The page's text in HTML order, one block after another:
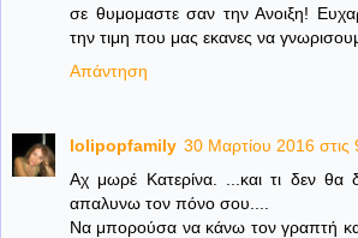
σε θυμομαστε σαν την Ανοιξη!
την τιμη που μας εκανες να
Απάντηση
lolipopfamily 30 Μαρτίου 2016 στις
Αχ μωρέ Κατερίνα. ...και τι δεν
απαλυνω τον πόνο σου....
Να μπορούσα να κάνω τον γραπτή